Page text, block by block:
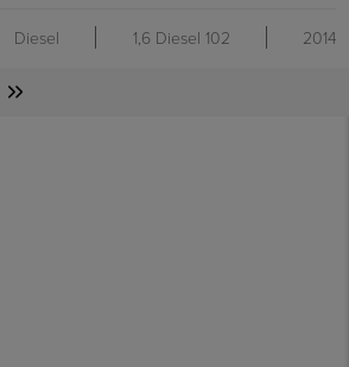
Diesel 1,6 Diesel 102 2014